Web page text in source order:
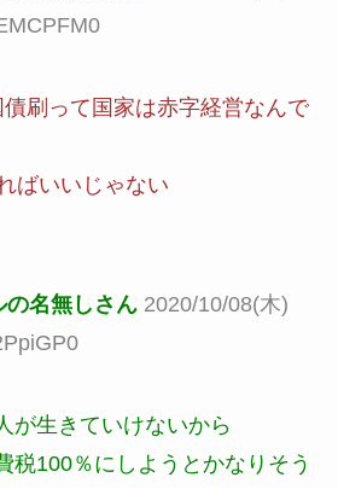
刷って国家は赤字経営なんで
ばいいじゃない
の名無しさん 2020/10/08(木)
が生きていけないから
税100％にしようとかなりそう